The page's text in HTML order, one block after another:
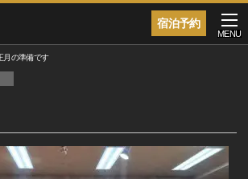
宿泊予約
MENU
月の準備です